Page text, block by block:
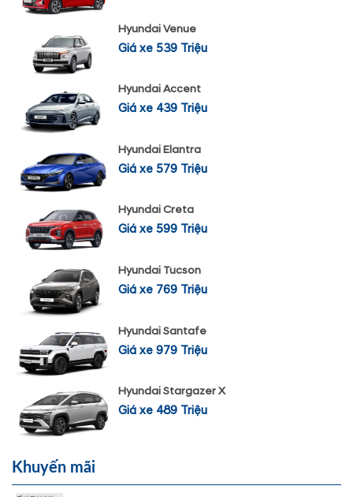
Hyundai Venue
Giá xe 539 Triệu
Hyundai Accent
Giá xe 439 Triệu
Hyundai Elantra
Giá xe 579 Triệu
Hyundai Creta
Giá xe 599 Triệu
Hyundai Tucson
Giá xe 769 Triệu
Hyundai Santafe
Giá xe 979 Triệu
Hyundai Stargazer X
Giá xe 489 Triệu
Khuyến mãi